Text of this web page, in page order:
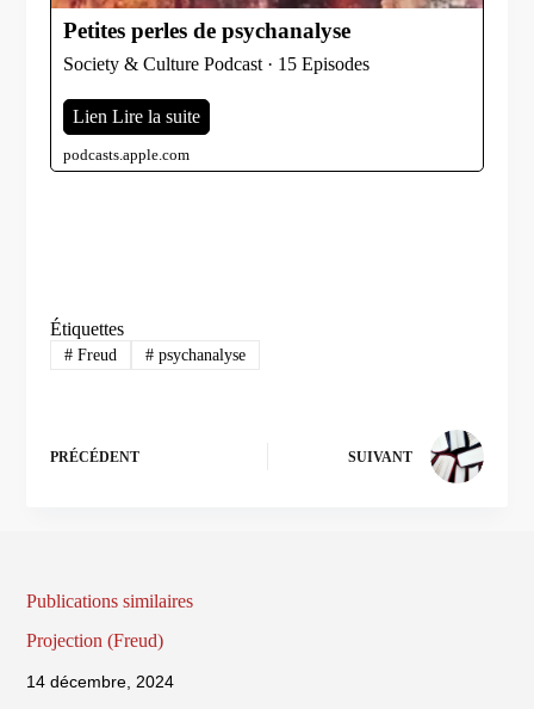
Petites perles de psychanalyse
Society & Culture Podcast · 15 Episodes
Lien Lire la suite
podcasts.apple.com
Étiquettes
# Freud # psychanalyse
PRÉCÉDENT SUIVANT
Publications similaires
Projection (Freud)
14 décembre, 2024